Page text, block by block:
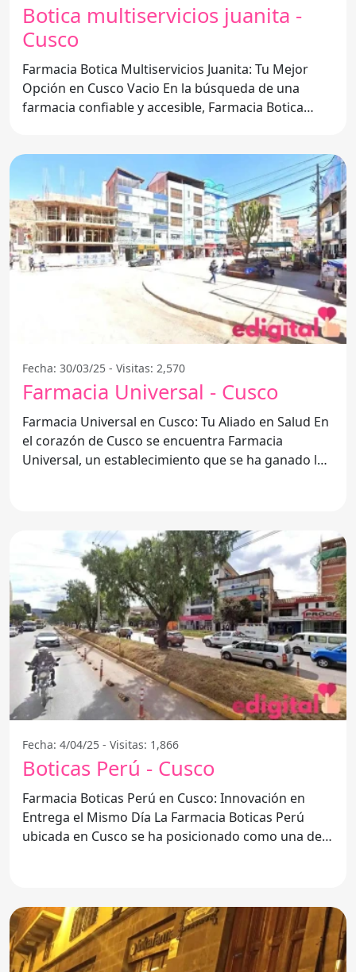
Botica multiservicios juanita -
Cusco
Farmacia Botica Multiservicios Juanita: Tu Mejor
Opción en Cusco Vacio En la búsqueda de una
farmacia confiable y accesible, Farmacia Botica
Fecha: 30/03/25 - Visitas: 2,570
Farmacia Universal - Cusco
Farmacia Universal en Cusco: Tu Aliado en Salud En
el corazón de Cusco se encuentra Farmacia
Universal, un establecimiento que se ha ganado la
Fecha: 4/04/25 - Visitas: 1,866
Boticas Perú - Cusco
Farmacia Boticas Perú en Cusco: Innovación en
Entrega el Mismo Día La Farmacia Boticas Perú
ubicada en Cusco se ha posicionado como una de